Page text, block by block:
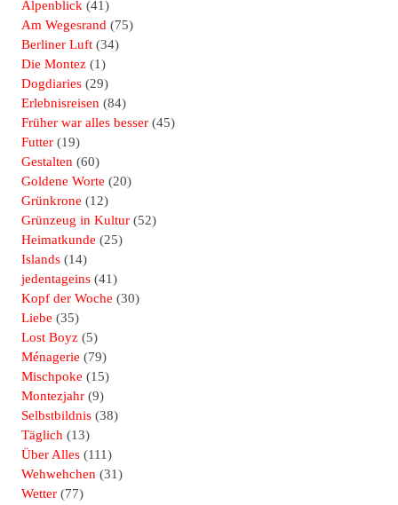
Alpenblick (41)
Am Wegesrand (75)
Berliner Luft (34)
Die Montez (1)
Dogdiaries (29)
Erlebnisreisen (84)
Früher war alles besser (45)
Futter (19)
Gestalten (60)
Goldene Worte (20)
Grünkrone (12)
Grünzeug in Kultur (52)
Heimatkunde (25)
Islands (14)
jedentageins (41)
Kopf der Woche (30)
Liebe (35)
Lost Boyz (5)
Ménagerie (79)
Mischpoke (15)
Montezjahr (9)
Selbstbildnis (38)
Täglich (13)
Über Alles (111)
Wehwehchen (31)
Wetter (77)